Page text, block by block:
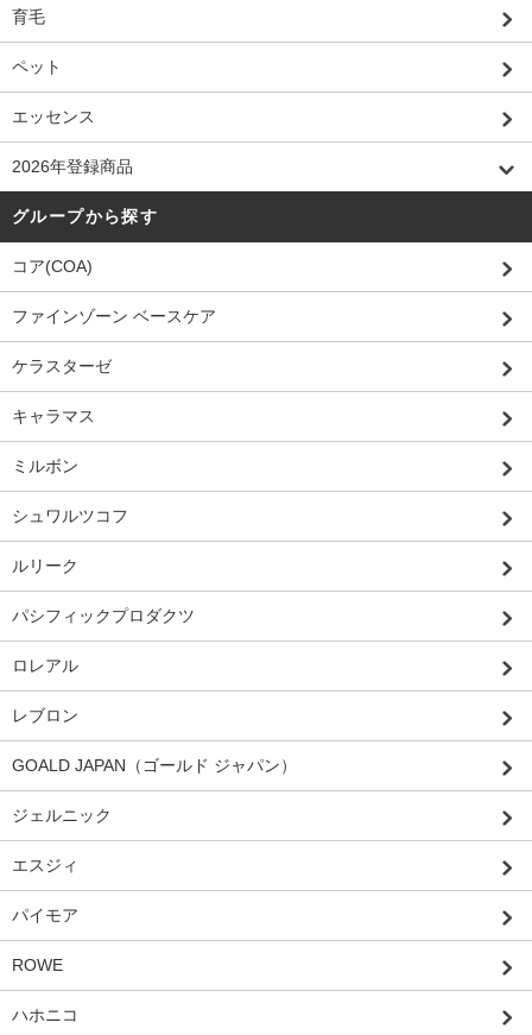
育毛
ペット
エッセンス
2026年登録商品
グループから探す
コア(COA)
ファインゾーン ベースケア
ケラスターゼ
キャラマス
ミルボン
シュワルツコフ
ルリーク
パシフィックプロダクツ
ロレアル
レブロン
GOALD JAPAN（ゴールド ジャパン）
ジェルニック
エスジィ
パイモア
ROWE
ハホニコ